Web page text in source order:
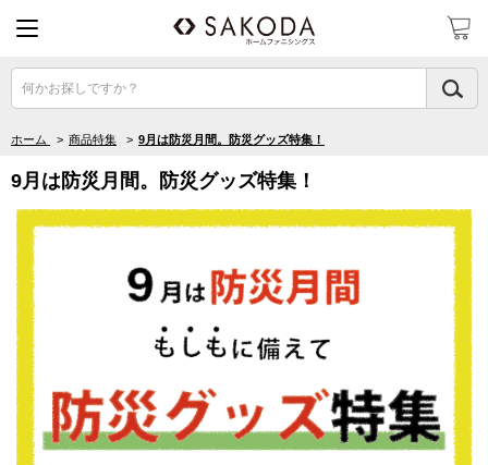
何かお探しですか？
ホーム > 商品特集 > 9月は防災月間。防災グッズ特集！
9月は防災月間。防災グッズ特集！